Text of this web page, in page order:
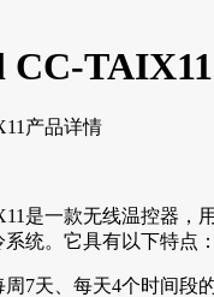
CC-TAIX11
产品详情
是一款无线温控器，
统。它具有以下特点：
7天、每天4个时间段